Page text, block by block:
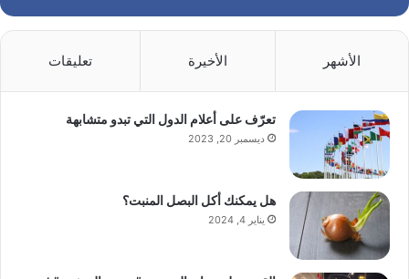
الأشهر الأخيرة تعليقات
تعرّف على أعلام الدول التي تبدو متشابهة
ديسمبر 20, 2023
هل يمكنك أكل البصل المنبت؟
يناير 4, 2024